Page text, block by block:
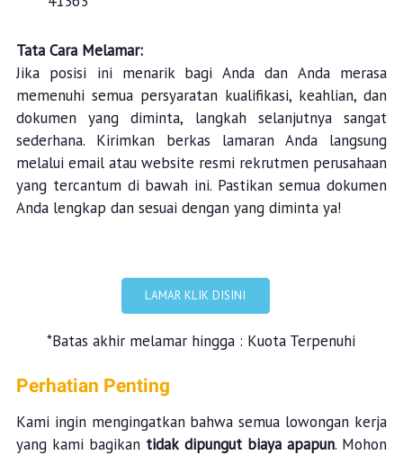
Tata Cara Melamar:
Jika posisi ini menarik bagi Anda dan Anda merasa
memenuhi semua persyaratan kualifikasi, keahlian, dan
dokumen yang diminta, langkah selanjutnya sangat
sederhana. Kirimkan berkas lamaran Anda langsung
melalui email atau website resmi rekrutmen perusahaan
yang tercantum di bawah ini. Pastikan semua dokumen
Anda lengkap dan sesuai dengan yang diminta ya!
LAMAR KLIK DISINI
*Batas akhir melamar hingga : Kuota Terpenuhi
Perhatian Penting
Kami ingin mengingatkan bahwa semua lowongan kerja
yang kami bagikan tidak dipungut biaya apapun. Mohon